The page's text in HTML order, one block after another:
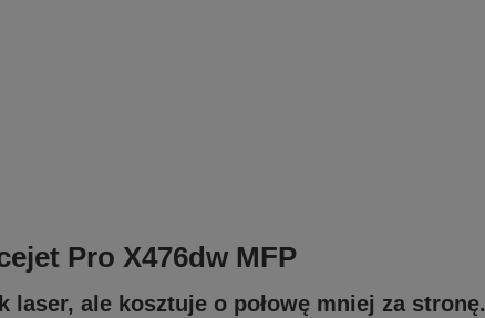
Pro X476dw MFP
laser, ale kosztuje o połowę mniej za stronę.